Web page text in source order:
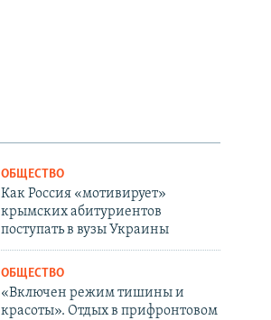
ОБЩЕСТВО
Как Россия «мотивирует»
крымских абитуриентов
поступать в вузы Украины
ОБЩЕСТВО
«Включен режим тишины и
красоты». Отдых в прифронтовом